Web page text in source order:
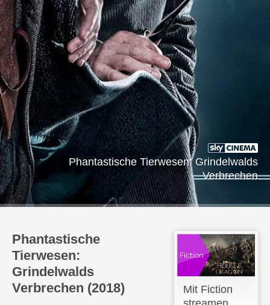
Phantastische Tierwesen: Grindelwalds
Verbrechen
Phantastische
Tierwesen:
Grindelwalds
Verbrechen (2018)
Mit Fiction